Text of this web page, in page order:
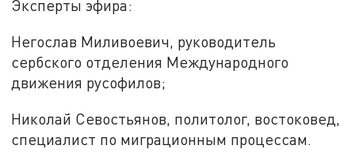
Эксперты эфира:
Негослав Миливоевич, руководитель
сербского отделения Международного
движения русофилов;
Николай Севостьянов, политолог, востоковед,
специалист по миграционным процессам.